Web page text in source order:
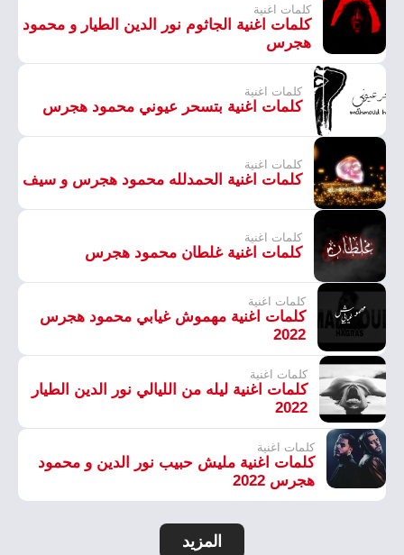
كلمات اغنية
كلمات اغنية الجاثوم نور الدين الطيار و محمود
هجرس
كلمات اغنية
كلمات اغنية بتسحر عيوني محمود هجرس
كلمات اغنية
كلمات اغنية الحمدلله محمود هجرس و سيف
كلمات اغنية
كلمات اغنية غلطان محمود هجرس
كلمات اغنية
كلمات اغنية مهموش غيابي محمود هجرس
2022
كلمات اغنية
كلمات اغنية ليله من الليالي نور الدين الطيار
2022
كلمات اغنية
كلمات اغنية مليش حبيب نور الدين و محمود
هجرس 2022
المزيد